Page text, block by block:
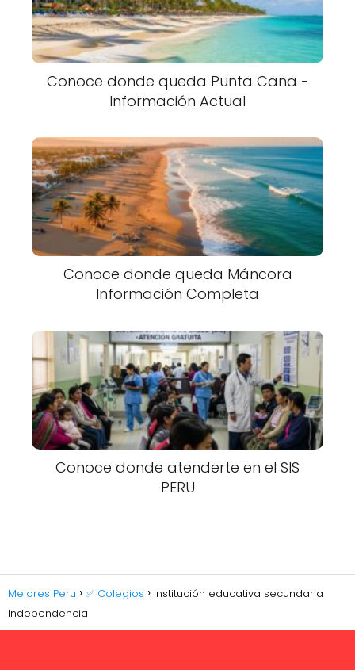
Conoce donde queda Punta Cana -
Información Actual
Conoce donde queda Máncora
Información Completa
Conoce donde atenderte en el SIS
PERU
Mejores Peru ✅ Colegios
Institución educativa secundaria
Independencia